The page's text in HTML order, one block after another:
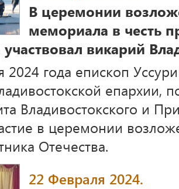
В церемонии
мемориала в честь
участвовал викарий
2024 года епископ
епархии,
Владивостокского и
в церемонии
Отечества.
22 Февраля 2024.